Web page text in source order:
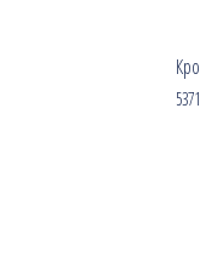
5371